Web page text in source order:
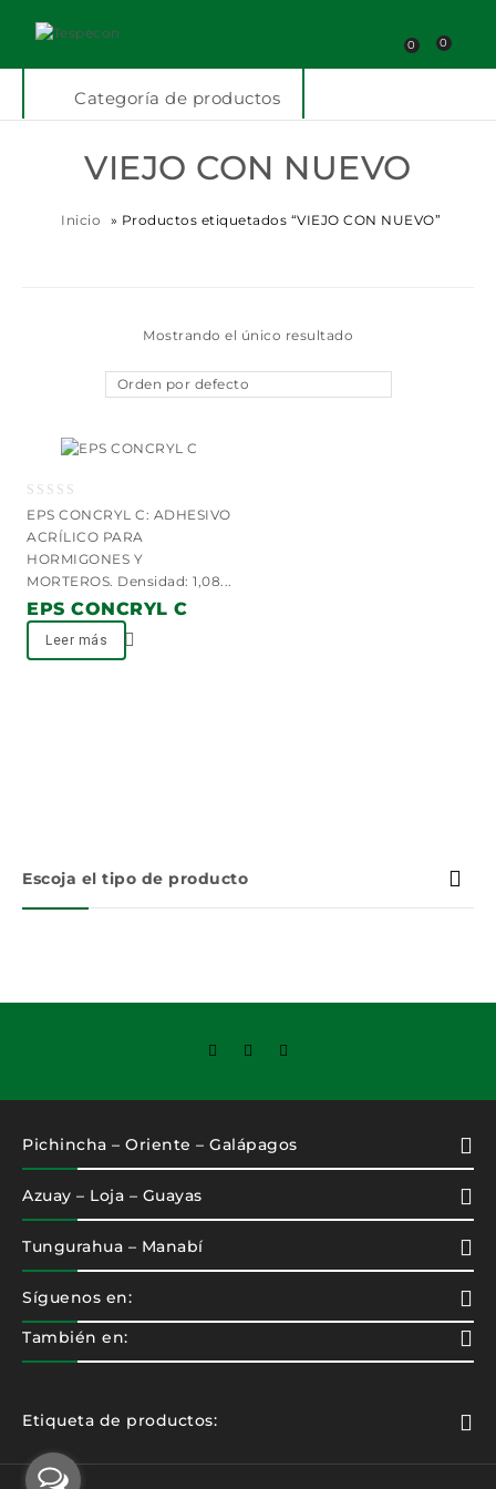
0 0
Categoría de productos
VIEJO CON NUEVO
Inicio » Productos etiquetados “VIEJO CON NUEVO”
Mostrando el único resultado
Orden por defecto
0
out
of
5
EPS CONCRYL C: ADHESIVO
ACRÍLICO PARA
HORMIGONES Y
MORTEROS. Densidad: 1,08...
EPS CONCRYL C
Leer más
Escoja el tipo de producto
Pichincha – Oriente – Galápagos
Azuay – Loja – Guayas
Tungurahua – Manabí
Síguenos en:
También en:
Etiqueta de productos: